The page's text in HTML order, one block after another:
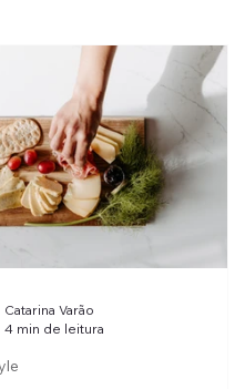
Restaurante Sustainability
Catarina Varão
4 min de leitura